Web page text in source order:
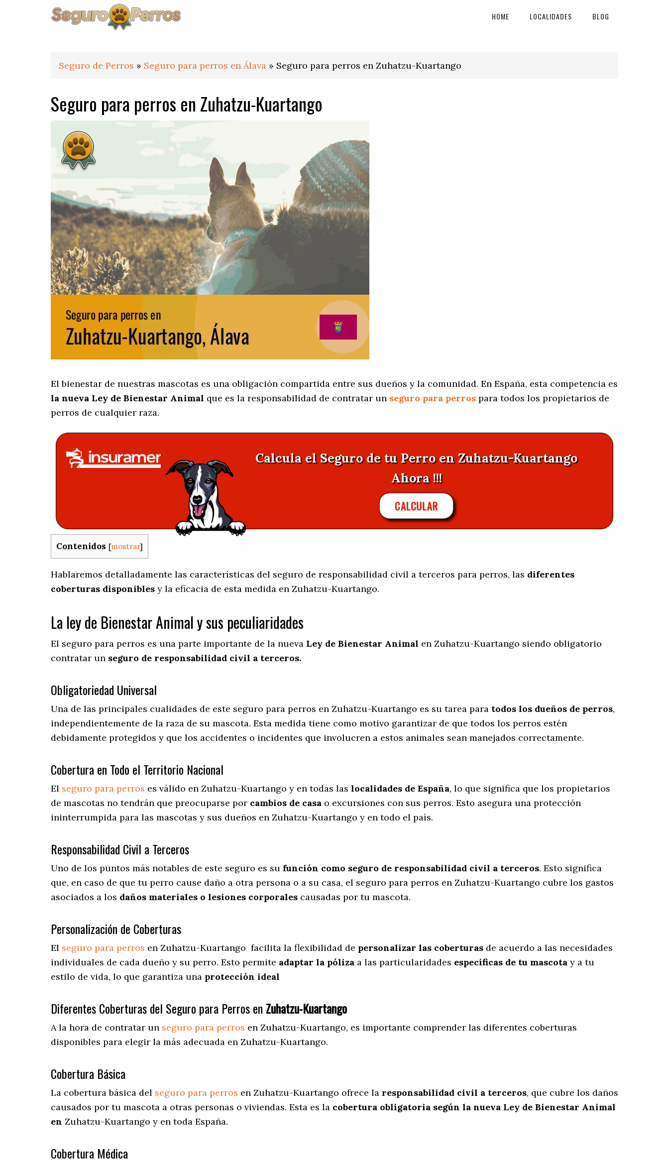
HOME LOCALIDADES BLOG
Seguro de Perros » Seguro para perros en Álava » Seguro para perros en Zuhatzu-Kuartango
Seguro para perros en Zuhatzu-Kuartango
El bienestar de nuestras mascotas es una obligación compartida entre sus dueños y la comunidad. En España, esta competencia es
la nueva Ley de Bienestar Animal que es la responsabilidad de contratar un seguro para perros para todos los propietarios de
perros de cualquier raza.
Calcula el Seguro de tu Perro en Zuhatzu-Kuartango
Ahora !!!
CALCULAR
Contenidos [mostrar]
Hablaremos detalladamente las características del seguro de responsabilidad civil a terceros para perros, las diferentes
coberturas disponibles y la eficacia de esta medida en Zuhatzu-Kuartango.
La ley de Bienestar Animal y sus peculiaridades
El seguro para perros es una parte importante de la nueva Ley de Bienestar Animal en Zuhatzu-Kuartango siendo obligatorio
contratar un seguro de responsabilidad civil a terceros.
Obligatoriedad Universal
Una de las principales cualidades de este seguro para perros en Zuhatzu-Kuartango es su tarea para todos los dueños de perros,
independientemente de la raza de su mascota. Esta medida tiene como motivo garantizar de que todos los perros estén
debidamente protegidos y que los accidentes o incidentes que involucren a estos animales sean manejados correctamente.
Cobertura en Todo el Territorio Nacional
El seguro para perros es válido en Zuhatzu-Kuartango y en todas las localidades de España, lo que significa que los propietarios
de mascotas no tendrán que preocuparse por cambios de casa o excursiones con sus perros. Esto asegura una protección
ininterrumpida para las mascotas y sus dueños en Zuhatzu-Kuartango y en todo el país.
Responsabilidad Civil a Terceros
Uno de los puntos más notables de este seguro es su función como seguro de responsabilidad civil a terceros. Esto significa
que, en caso de que tu perro cause daño a otra persona o a su casa, el seguro para perros en Zuhatzu-Kuartango cubre los gastos
asociados a los daños materiales o lesiones corporales causadas por tu mascota.
Personalización de Coberturas
El seguro para perros en Zuhatzu-Kuartango facilita la flexibilidad de personalizar las coberturas de acuerdo a las necesidades
individuales de cada dueño y su perro. Esto permite adaptar la póliza a las particularidades específicas de tu mascota y a tu
estilo de vida, lo que garantiza una protección ideal
Diferentes Coberturas del Seguro para Perros en Zuhatzu-Kuartango
A la hora de contratar un seguro para perros en Zuhatzu-Kuartango, es importante comprender las diferentes coberturas
disponibles para elegir la más adecuada en Zuhatzu-Kuartango.
Cobertura Básica
La cobertura básica del seguro para perros en Zuhatzu-Kuartango ofrece la responsabilidad civil a terceros, que cubre los daños
causados por tu mascota a otras personas o viviendas. Esta es la cobertura obligatoria según la nueva Ley de Bienestar Animal
en Zuhatzu-Kuartango y en toda España.
Cobertura Médica